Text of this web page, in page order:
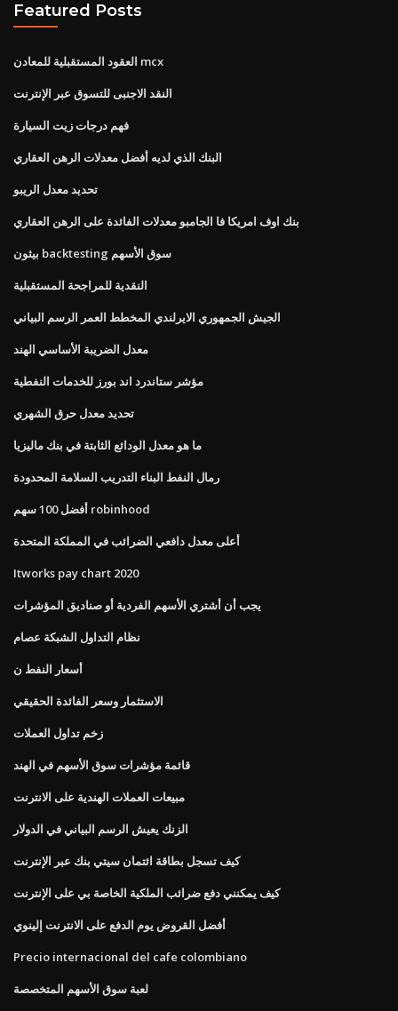
Featured Posts
العقود المستقبلية للمعادن mcx
النقد الاجنبى للتسوق عبر الإنترنت
فهم درجات زيت السيارة
البنك الذي لديه أفضل معدلات الرهن العقاري
تحديد معدل الريبو
بنك اوف امريكا فا الجامبو معدلات الفائدة على الرهن العقاري
بيثون backtesting سوق الأسهم
النقدية للمراجحة المستقبلية
الجيش الجمهوري الايرلندي المخطط العمر الرسم البياني
معدل الضريبة الأساسي الهند
مؤشر ستاندرد اند بورز للخدمات النفطية
تحديد معدل حرق الشهري
ما هو معدل الودائع الثابتة في بنك ماليزيا
رمال النفط البناء التدريب السلامة المحدودة
أفضل 100 سهم robinhood
أعلى معدل دافعي الضرائب في المملكة المتحدة
Itworks pay chart 2020
يجب أن أشتري الأسهم الفردية أو صناديق المؤشرات
نظام التداول الشبكة عصام
أسعار النفط ن
الاستثمار وسعر الفائدة الحقيقي
زخم تداول العملات
قائمة مؤشرات سوق الأسهم في الهند
مبيعات العملات الهندية على الانترنت
الزنك يعيش الرسم البياني في الدولار
كيف تسجل بطاقة ائتمان سيتي بنك عبر الإنترنت
كيف يمكنني دفع ضرائب الملكية الخاصة بي على الإنترنت
أفضل القروض يوم الدفع على الانترنت إلينوي
Precio internacional del cafe colombiano
لعبة سوق الأسهم المتخصصة